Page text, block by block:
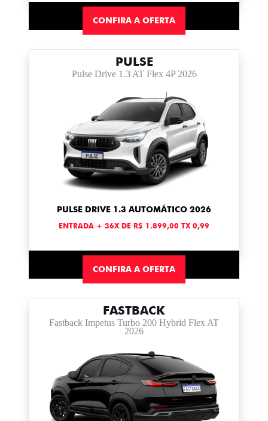
CONFIRA A OFERTA
PULSE
Pulse Drive 1.3 AT Flex 4P 2026
PULSE DRIVE 1.3 AUTOMÁTICO 2026
ENTRADA + 36X DE R$ 1.899,00 TX 0,99
CONFIRA A OFERTA
FASTBACK
Fastback Impetus Turbo 200 Hybrid Flex AT
2026